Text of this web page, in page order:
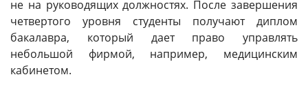
не на руководящих должностях. После завершения
четвертого уровня студенты получают диплом
бакалавра, который дает право управлять
небольшой фирмой, например, медицинским
кабинетом.